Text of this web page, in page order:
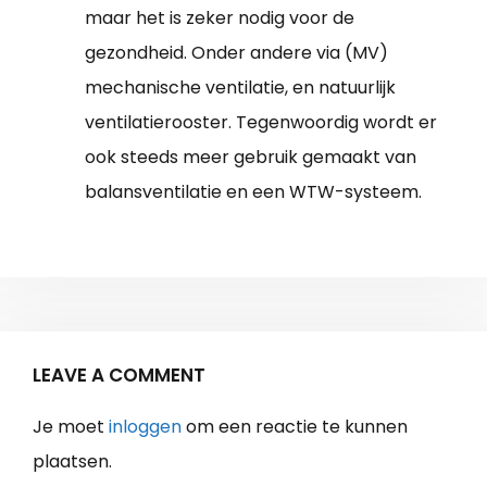
maar het is zeker nodig voor de
gezondheid. Onder andere via (MV)
mechanische ventilatie, en natuurlijk
ventilatierooster. Tegenwoordig wordt er
ook steeds meer gebruik gemaakt van
balansventilatie en een WTW-systeem.
LEAVE A COMMENT
Je moet inloggenom een reactie te kunnen
plaatsen.